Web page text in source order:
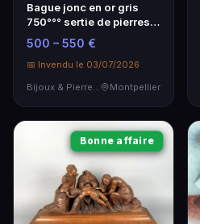
Bague jonc en or gris
750°°° sertie de pierres
précieuses
500 – 550 €
📅 Invendu le 03/07/2026
Bijoux & Pierres Précieuses
Montpellier
Bonne affaire